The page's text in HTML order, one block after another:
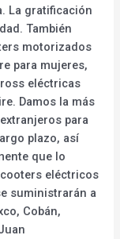
La gratificación
También
motorizados
para mujeres,
eléctricas
Damos la más
para
plazo, así
que lo
eléctricos
suministrarán a
Cobán,